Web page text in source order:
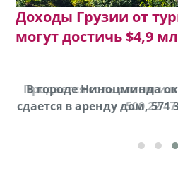
Доходы Грузии от
могут достичь $4,9
Продается соль оптом и
500 22
В городе Ниноцминда
cдается в аренду дом, 571